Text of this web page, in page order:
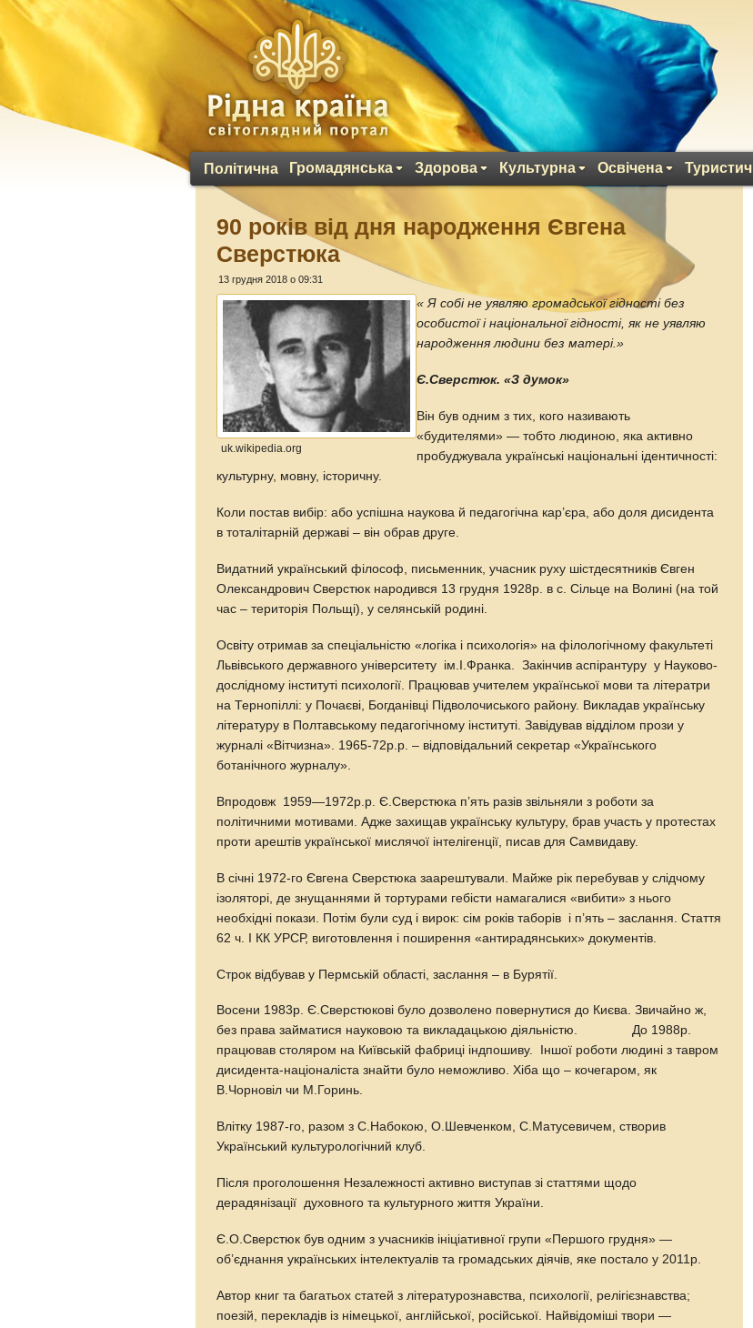
Політична Громадянська Здорова Культурна Освічена
90 років від дня народження Євгена
Сверстюка
13 грудня 2018 о 09:31
uk.wikipedia.org
« Я собі не уявляю громадської гідності без
особистої і національної гідності, як не уявляю
народження людини без матері.»
Є.Сверстюк. «З думок»
Він був одним з тих, кого називають
«будителями» — тобто людиною, яка активно
пробуджувала українські національні ідентичності:
культурну, мовну, історичну.
Коли постав вибір: або успішна наукова й педагогічна кар’єра, або доля дисидента
в тоталітарній державі – він обрав друге.
Видатний український філософ, письменник, учасник руху шістдесятників Євген
Олександрович Сверстюк народився 13 грудня 1928р. в с. Сільце на Волині (на той
час – територія Польщі), у селянській родині.
Освіту отримав за спеціальністю «логіка і психологія» на філологічному факультеті
Львівського державного університету ім.І.Франка. Закінчив аспірантуру у Науково-
дослідному інституті психології. Працював учителем української мови та літератри
на Тернопіллі: у Почаєві, Богданівці Підволочиського району. Викладав українську
літературу в Полтавському педагогічному інституті. Завідував відділом прози у
журналі «Вітчизна». 1965-72р.р. – відповідальний секретар «Українського
ботанічного журналу».
Впродовж 1959—1972р.р. Є.Сверстюка п’ять разів звільняли з роботи за
політичними мотивами. Адже захищав українську культуру, брав участь у протестах
проти арештів української мислячої інтелігенції, писав для Самвидаву.
В січні 1972-го Євгена Сверстюка заарештували. Майже рік перебував у слідчому
ізоляторі, де знущаннями й тортурами гебісти намагалися «вибити» з нього
необхідні покази. Потім були суд і вирок: сім років таборів і п’ять – заслання. Стаття
62 ч. I КК УРСР, виготовлення і поширення «антирадянських» документів.
Строк відбував у Пермській області, заслання – в Бурятії.
Восени 1983р. Є.Сверстюкові було дозволено повернутися до Києва. Звичайно ж,
без права займатися науковою та викладацькою діяльністю. До 1988р.
працював столяром на Київській фабриці індпошиву. Іншої роботи людині з тавром
дисидента-націоналіста знайти було неможливо. Хіба що – кочегаром, як
В.Чорновіл чи М.Горинь.
Влітку 1987-го, разом з С.Набокою, О.Шевченком, С.Матусевичем, створив
Український культурологічний клуб.
Після проголошення Незалежності активно виступав зі статтями щодо
дерадянізації духовного та культурного життя України.
Є.О.Сверстюк був одним з учасників ініціативної групи «Першого грудня» —
об’єднання українських інтелектуалів та громадських діячів, яке постало у 2011р.
Автор книг та багатьох статей з літературознавства, психології, релігієзнавства;
поезій, перекладів із німецької, англійської, російської. Найвідоміші твори —